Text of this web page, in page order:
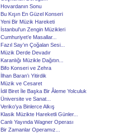
Hovardanın Sonu
Bu Kışın En Güzel Konseri
Yeni Bir Müzik Hareketi
İstanbul’un Zengin Müzikleri
Cumhuriyet’e Masallar...
Fazıl Say’ın Çoğalan Sesi...
Müzik Derde Devadır
Karanlığı Müzikle Dağıtın...
Bifo Konseri ve Zehra
İlhan Baran’ı Yitirdik
Müzik ve Cesaret
İdil Biret İle Başka Bir Âleme Yolculuk
Üniversite ve Sanat...
Veriko’ya Binlerce Alkış
Klasik Müzikte Hareketli Günler...
Canlı Yayında Wagner Operası
Bir Zamanlar Operamız...